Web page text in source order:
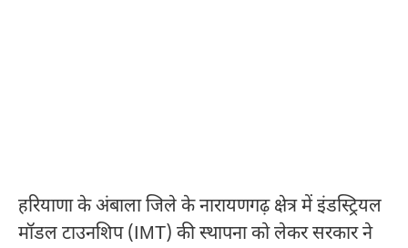
हरियाणा के अंबाला जिले के नारायणगढ़ क्षेत्र में इंडस्ट्रियल
मॉडल टाउनशिप (IMT) की स्थापना को लेकर सरकार ने